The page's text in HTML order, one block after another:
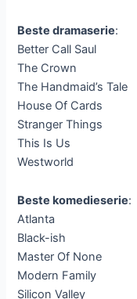
Beste dramaserie:
Better Call Saul
The Crown
The Handmaid’s Tale
House Of Cards
Stranger Things
This Is Us
Westworld
Beste komedieserie:
Atlanta
Black-ish
Master Of None
Modern Family
Silicon Valley